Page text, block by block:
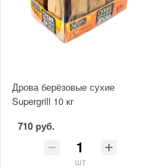
Дрова берёзовые сухие
Supergrill 10 кг
710 руб.
шт